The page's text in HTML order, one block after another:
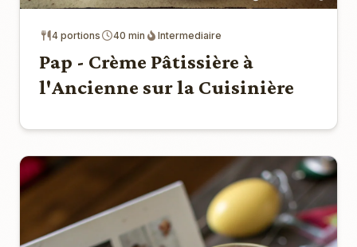
4 portions 40 min Intermediaire
Pap - Crème Pâtissière à
l'Ancienne sur la Cuisinière